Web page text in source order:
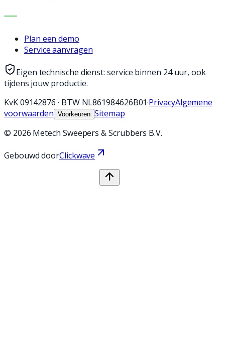
CONTACT
Plan een demo
Service aanvragen
Eigen technische dienst: service binnen 24 uur, ook
tijdens jouw productie.
KvK09142876 · BTW NL861984626B01·PrivacyAlgemene
voorwaarden Voorkeuren Sitemap
© 2026 Metech Sweepers & Scrubbers B.V.
Gebouwd doorClickwave